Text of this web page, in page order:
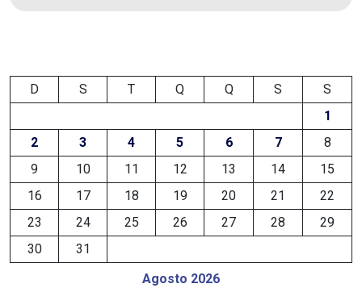
EDUCAÇÃO
ELEIÇÃO
ESCOLAR
ELEIÇÕES
2026
EMANCIPAÇÃOAgosto 2026
D S T Q Q S
S
1
2
3 4 5 6 7
8
9
10 11 12 13 14
15
16
17 18 19 20 21
22
23
24 25 26 27 28
29
30
31